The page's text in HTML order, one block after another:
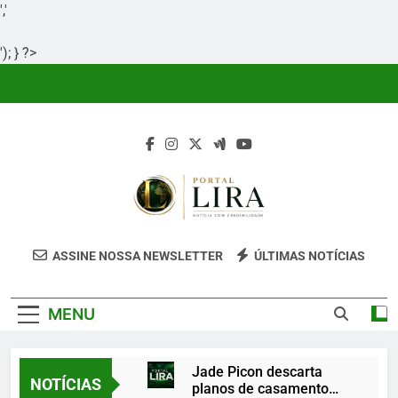
','
'); } ?>
Portal Lira
Portal Lira É Um Site Informativo
Clareza, Responsabilidade E Uma Boa
ASSINE NOSSA NEWSLETTER ÚLTIMAS NOTÍCIAS
MENU
NOTÍCIAS
Jade Picon descarta
planos de casamento